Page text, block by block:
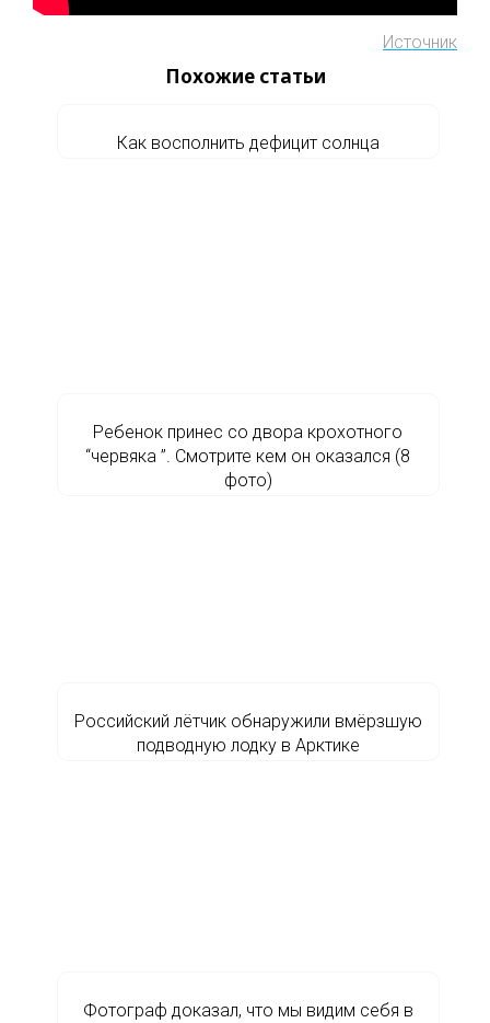
Источник
Похожие статьи
Как восполнить дефицит солнца
Ребенок принес со двора крохотного
“червяка ”. Смотрите кем он оказался (8
фото)
Российский лётчик обнаружили вмёрзшую
подводную лодку в Арктике
Фотограф доказал, что мы видим себя в